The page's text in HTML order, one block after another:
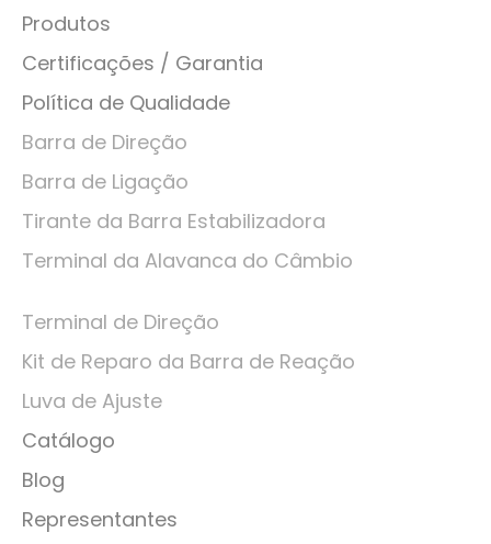
Produtos
Certificações / Garantia
Política de Qualidade
Barra de Direção
Barra de Ligação
Tirante da Barra Estabilizadora
Terminal da Alavanca do Câmbio
Terminal de Direção
Kit de Reparo da Barra de Reação
Luva de Ajuste
Catálogo
Blog
Representantes